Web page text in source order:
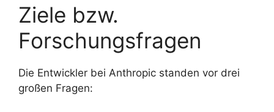
Ziele bzw.
Forschungsfragen
Die Entwickler bei Anthropic standen vor drei
großen Fragen: